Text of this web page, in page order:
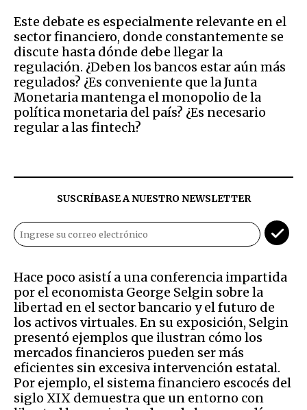
Este debate es especialmente relevante en el
sector financiero, donde constantemente se
discute hasta dónde debe llegar la
regulación. ¿Deben los bancos estar aún más
regulados? ¿Es conveniente que la Junta
Monetaria mantenga el monopolio de la
política monetaria del país? ¿Es necesario
regular a las fintech?
SUSCRÍBASE A NUESTRO NEWSLETTER
Hace poco asistí a una conferencia impartida
por el economista George Selgin sobre la
libertad en el sector bancario y el futuro de
los activos virtuales. En su exposición, Selgin
presentó ejemplos que ilustran cómo los
mercados financieros pueden ser más
eficientes sin excesiva intervención estatal.
Por ejemplo, el sistema financiero escocés del
siglo XIX demuestra que un entorno con